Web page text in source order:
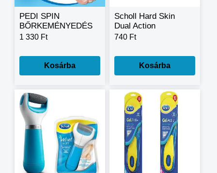
PEDI SPIN
BŐRKEMÉNYEDÉS
ELTÁVOLÍTÓ
1 330 Ft
Kosárba
Scholl Hard Skin
Dual Action
lábreszelő
740 Ft
Kosárba